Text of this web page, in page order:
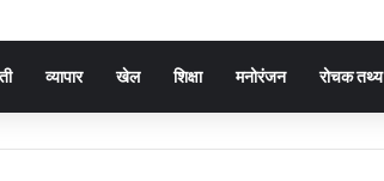
व्यापार खेल शिक्षा मनोरंजन रोचक तथ्य